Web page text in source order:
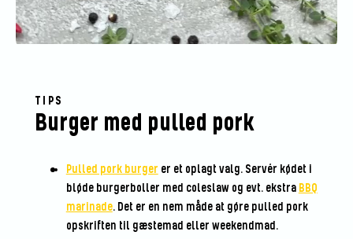
TIPS
Burger med pulled pork
Pulled pork burger er et oplagt valg. Servér kødet i
bløde burgerboller med coleslaw og evt. ekstra BBQ
marinade. Det er en nem måde at gøre pulled pork
opskriften til gæstemad eller weekendmad.